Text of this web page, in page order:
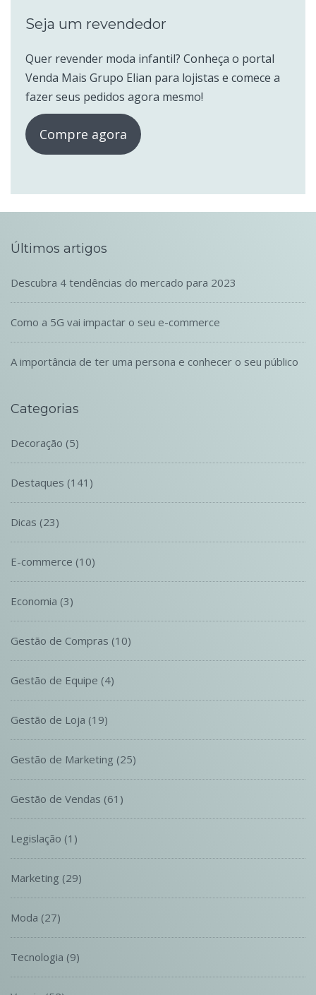
Seja um revendedor
Quer revender moda infantil? Conheça o portal
Venda Mais Grupo Elian para lojistas e comece a
fazer seus pedidos agora mesmo!
Compre agora
Últimos artigos
Descubra 4 tendências do mercado para 2023
Como a 5G vai impactar o seu e-commerce
A importância de ter uma persona e conhecer o seu público
Categorias
Decoração (5)
Destaques (141)
Dicas (23)
E-commerce (10)
Economia (3)
Gestão de Compras (10)
Gestão de Equipe (4)
Gestão de Loja (19)
Gestão de Marketing (25)
Gestão de Vendas (61)
Legislação (1)
Marketing (29)
Moda (27)
Tecnologia (9)